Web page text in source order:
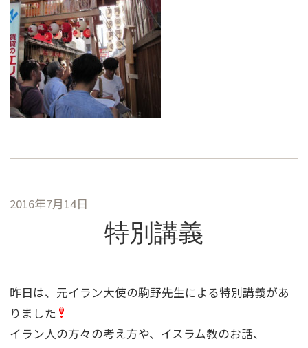
2016年7月14日
特別講義
昨日は、元イラン大使の駒野先生による特別講義があ
りました
イラン人の方々の考え方や、イスラム教のお話、